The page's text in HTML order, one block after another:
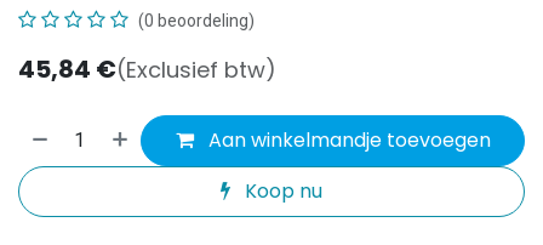
(0 beoordeling)
45,84 €(Exclusief btw)
Aan winkelmandje toevoegen
Koop nu